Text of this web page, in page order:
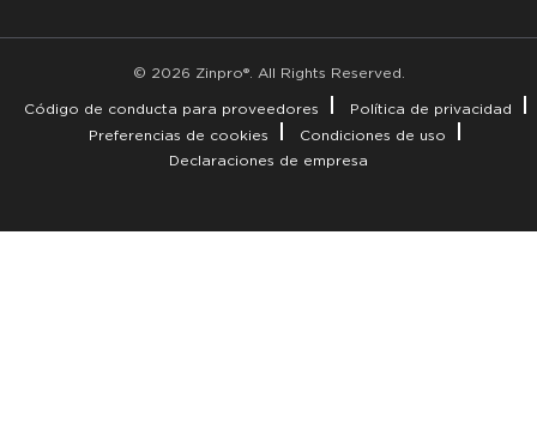
© 2026 Zinpro®. All Rights Reserved.
Código de conducta para proveedores
Política de privacidad
Preferencias de cookies
Condiciones de uso
Declaraciones de empresa